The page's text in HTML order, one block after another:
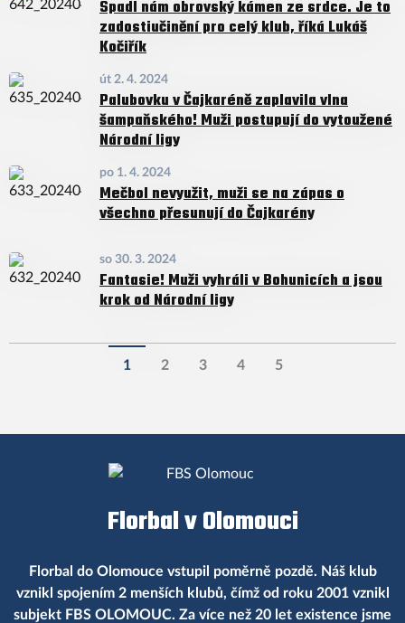
Spadl nám obrovský kámen ze srdce. Je to
zadostiučinění pro celý klub, říká Lukáš
Kočiřík
út 2. 4. 2024
Palubovku v Čajkaréně zaplavila vlna
šampaňského! Muži postupují do vytoužené
Národní ligy
po 1. 4. 2024
Mečbol nevyužit, muži se na zápas o
všechno přesunují do Čajkarény
so 30. 3. 2024
Fantasie! Muži vyhráli v Bohunicích a jsou
krok od Národní ligy
1 2 3 4 5
Florbal v Olomouci
Florbal do Olomouce vstupil poměrně pozdě. Náš klub
vznikl spojením 2 menších klubů, čímž od roku 2001 vznikl
subjekt FBS OLOMOUC. Za více než 20 let existence jsme